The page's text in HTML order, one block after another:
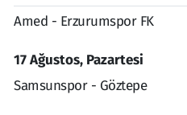
Amed - Erzurumspor FK
17 Ağustos, Pazartesi
Samsunspor - Göztepe